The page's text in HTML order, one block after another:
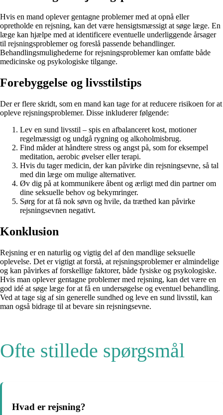
Hvis en mand oplever gentagne problemer med at opnå eller
opretholde en rejsning, kan det være hensigtsmæssigt at søge læge. En
læge kan hjælpe med at identificere eventuelle underliggende årsager
til rejsningsproblemer og foreslå passende behandlinger.
Behandlingsmulighederne for rejsningsproblemer kan omfatte både
medicinske og psykologiske tilgange.
Forebyggelse og livsstilstips
Der er flere skridt, som en mand kan tage for at reducere risikoen for at
opleve rejsningsproblemer. Disse inkluderer følgende:
Lev en sund livsstil – spis en afbalanceret kost, motioner
regelmæssigt og undgå rygning og alkoholmisbrug.
Find måder at håndtere stress og angst på, som for eksempel
meditation, aerobic øvelser eller terapi.
Hvis du tager medicin, der kan påvirke din rejsningsevne, så tal
med din læge om mulige alternativer.
Øv dig på at kommunikere åbent og ærligt med din partner om
dine seksuelle behov og bekymringer.
Sørg for at få nok søvn og hvile, da træthed kan påvirke
rejsningsevnen negativt.
Konklusion
Rejsning er en naturlig og vigtig del af den mandlige seksuelle
oplevelse. Det er vigtigt at forstå, at rejsningsproblemer er almindelige
og kan påvirkes af forskellige faktorer, både fysiske og psykologiske.
Hvis man oplever gentagne problemer med rejsning, kan det være en
god idé at søge læge for at få en undersøgelse og eventuel behandling.
Ved at tage sig af sin generelle sundhed og leve en sund livsstil, kan
man også bidrage til at bevare sin rejsningsevne.
Ofte stillede spørgsmål
Hvad er rejsning?